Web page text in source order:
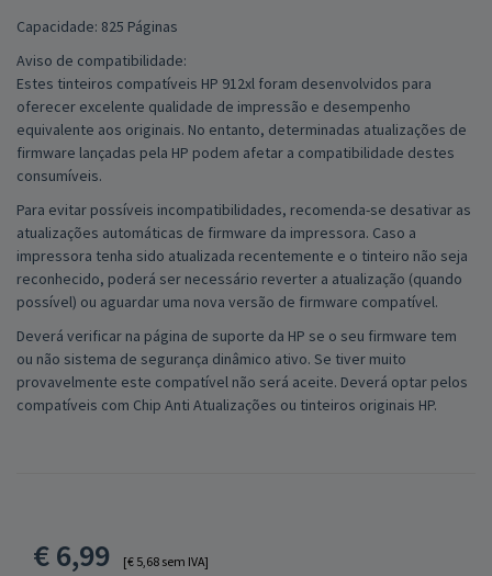
Capacidade: 825 Páginas
Aviso de compatibilidade:
Estes tinteiros compatíveis HP 912xl foram desenvolvidos para
oferecer excelente qualidade de impressão e desempenho
equivalente aos originais. No entanto, determinadas atualizações de
firmware lançadas pela HP podem afetar a compatibilidade destes
consumíveis.
Para evitar possíveis incompatibilidades, recomenda-se desativar as
atualizações automáticas de firmware da impressora. Caso a
impressora tenha sido atualizada recentemente e o tinteiro não seja
reconhecido, poderá ser necessário reverter a atualização (quando
possível) ou aguardar uma nova versão de firmware compatível.
Deverá verificar na página de suporte da HP se o seu firmware tem
ou não sistema de segurança dinâmico ativo. Se tiver muito
provavelmente este compatível não será aceite. Deverá optar pelos
compatíveis com Chip Anti Atualizações ou tinteiros originais HP.
€6,99 [€ 5,68 sem IVA]